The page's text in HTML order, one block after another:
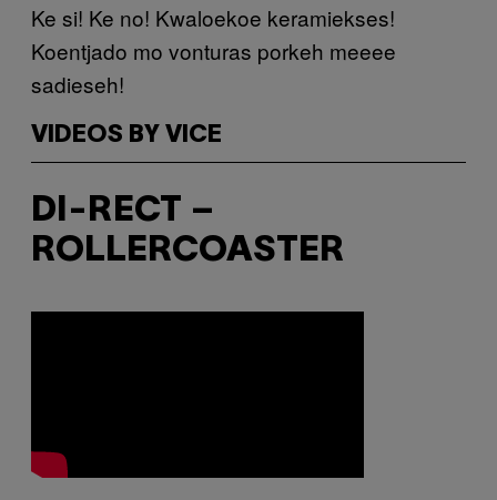
Ke si! Ke no! Kwaloekoe keramiekses!
Koentjado mo vonturas porkeh meeee
sadieseh!
VIDEOS BY VICE
DI-RECT –
ROLLERCOASTER